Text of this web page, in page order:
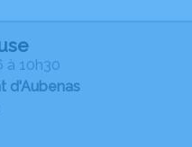
à 10h30
d'Aubenas